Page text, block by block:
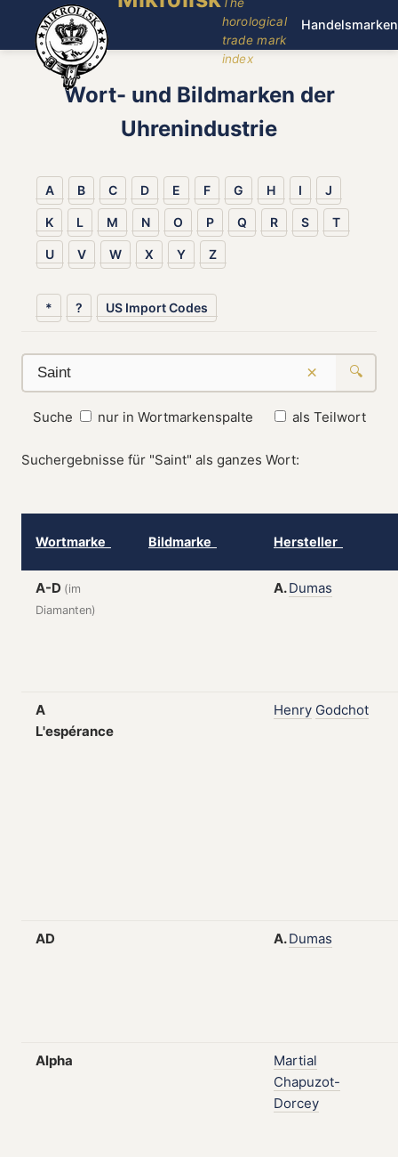
horological
trade mark
index
Handelsmarken
Wort- und Bildmarken der
Uhrenindustrie
A B C D E F G H I J
K L M N O P Q R S T
U V W X Y Z
* ? US Import Codes
× 🔍
Suche nur in Wortmarkenspalte als Teilwort
Suchergebnisse für "Saint" als ganzes Wort:
Wortmarke Bildmarke Hersteller
A-D (im
Diamanten)
A.Dumas
A
L'espérance
Henry Godchot
AD A.Dumas
Alpha
Martial
Chapuzot-
Dorcey